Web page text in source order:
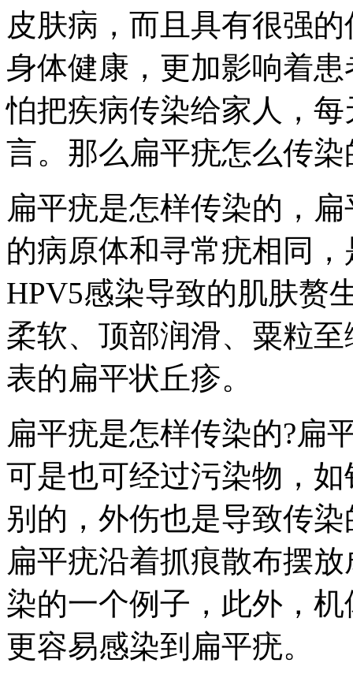
皮肤病，而且具有很强
身体健康，更加影响着
怕把疾病传染给家人，
言。那么扁平疣怎么传染
扁平疣是怎样传染的，
的病原体和寻常疣相同
HPV5感染导致的肌肤赘
柔软、顶部润滑、粟粒
表的扁平状丘疹。
扁平疣是怎样传染的?扁
可是也可经过污染物，
别的，外伤也是导致传
扁平疣沿着抓痕散布摆
染的一个例子，此外，
更容易感染到扁平疣。